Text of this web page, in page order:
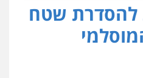
להסדרת שטח